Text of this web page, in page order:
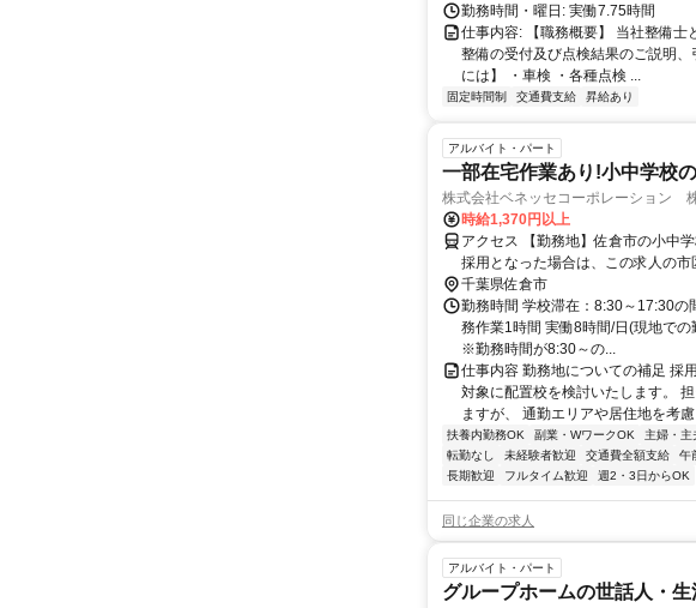
勤務時間・曜日: 実働7.75時間
仕事内容: 【職務概要】 当社整備士
整備の受付及び点検結果のご説明
には】 ・車検 ・各種点検 ...
固定時間制 交通費支給 昇給あり
アルバイト・パート
一部在宅作業あり!小中学校
株式会社ベネッセコーポレーション
時給1,370円以上
アクセス 【勤務地】佐倉市の小中
採用となった場合は、この求人の
担当いただく学校は複数校となる場
し、無理のない範囲でご勤務いた
ます。＞
千葉県佐倉市
勤務時間 学校滞在：8:30～17:30の
務作業1時間 実働8時間/日(現地で
※勤務時間が8:30～の...
仕事内容 勤務地についての補足 採
対象に配置校を検討いたします。
ますが、 通勤エリアや居住地を考
扶養内勤務OK 副業・WワークOK 主婦・主
転勤なし
未経験者歓迎 交通費全額支給 午
長期歓迎
フルタイム歓迎 週2・3日からOK
同じ企業の求人
アルバイト・パート
グループホームの世話人・